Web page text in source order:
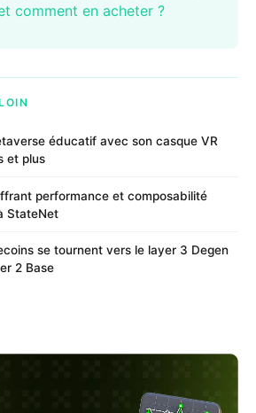
comment en acheter ?
éducatif avec son casque VR
et plus
performance et composabilité
StateNet
se tournent vers le layer 3 Degen
2 Base